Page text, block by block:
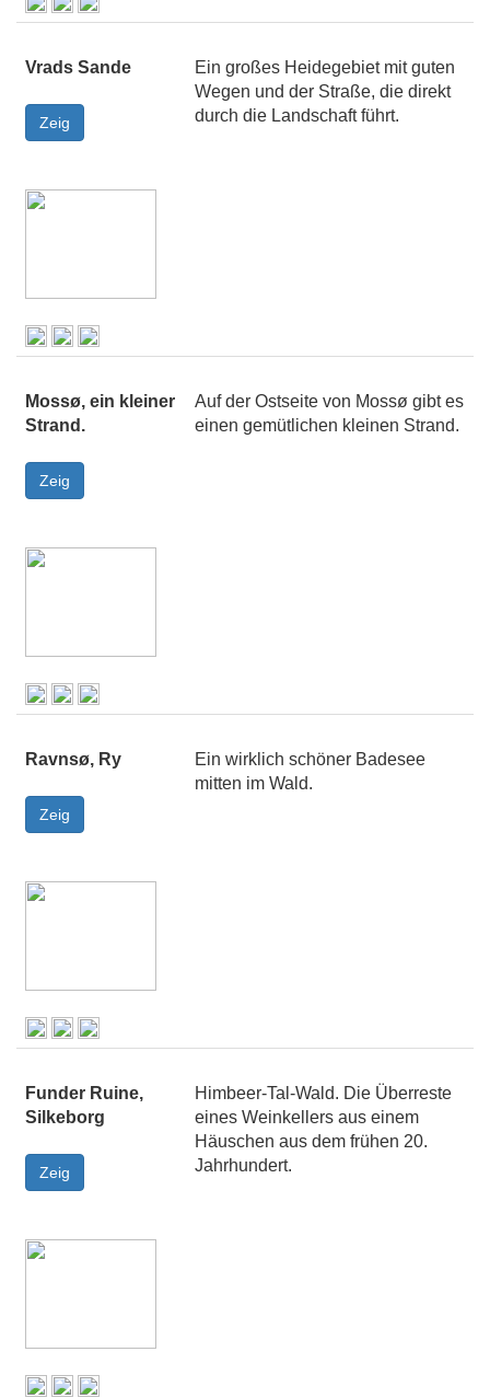
Vrads Sande
Ein großes Heidegebiet mit guten
Wegen und der Straße, die direkt
durch die Landschaft führt.
Mossø, ein kleiner
Strand.
Auf der Ostseite von Mossø gibt es
einen gemütlichen kleinen Strand.
Ravnsø, Ry
Ein wirklich schöner Badesee
mitten im Wald.
Funder Ruine,
Silkeborg
Himbeer-Tal-Wald. Die Überreste
eines Weinkellers aus einem
Häuschen aus dem frühen 20.
Jahrhundert.